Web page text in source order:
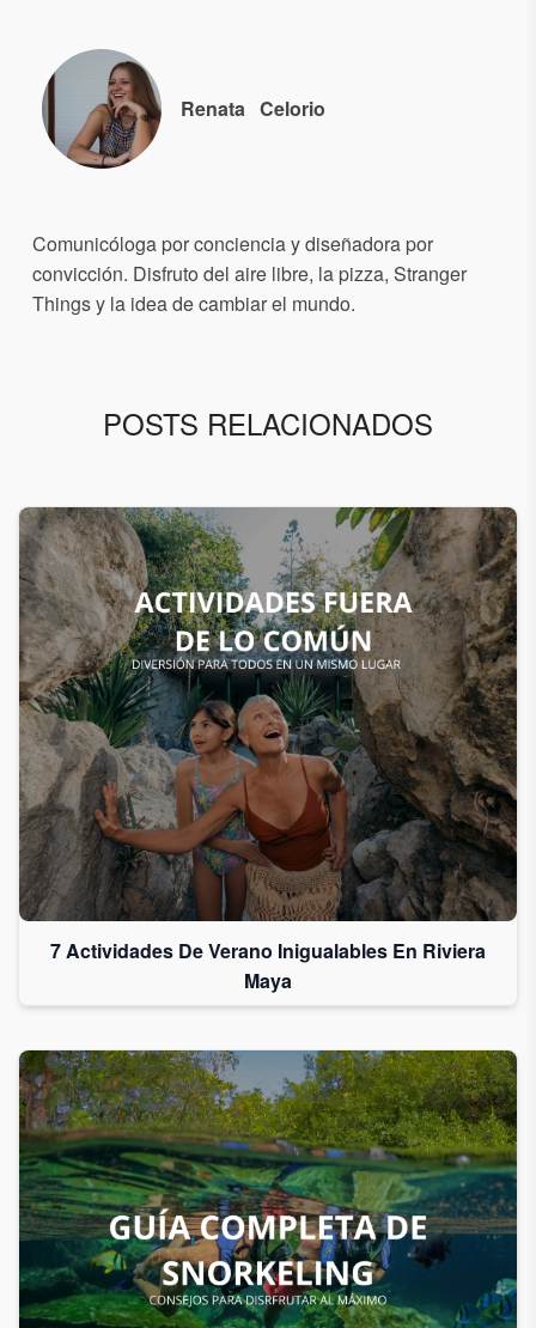
Renata Celorio
Comunicóloga por conciencia y diseñadora por
convicción. Disfruto del aire libre, la pizza, Stranger
Things y la idea de cambiar el mundo.
POSTS RELACIONADOS
7 Actividades De Verano Inigualables En Riviera
Maya